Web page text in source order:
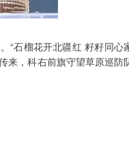
“石榴花开北疆红 籽籽同心
来，科右前旗守望草原巡防